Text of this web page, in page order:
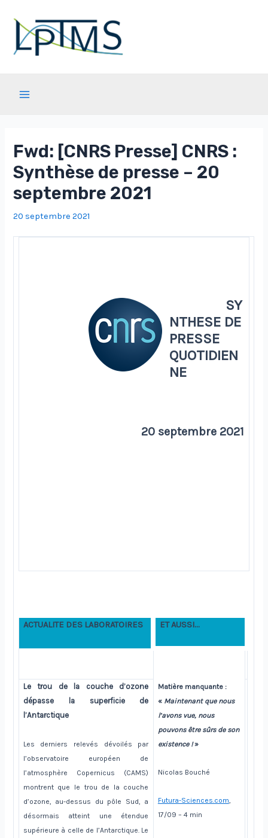
contenu
Fwd: [CNRS Presse] CNRS :
Synthèse de presse – 20
septembre 2021
20 septembre 2021
SY
NTHESE DE
PRESSE
QUOTIDIEN
NE
20 septembre 2021
ACTUALITE DES LABORATOIRES ET AUSSI…
Matière manquante :
«Maintenant que nous
l’avons vue, nous
pouvons être sûrs de son
existence !»
Nicolas Bouché
Futura-Sciences.com,
17/09 – 4 min
Le trou de la couche d’ozone
dépasse la superficie de
l’Antarctique
Les derniers relevés dévoilés par
l’observatoire européen de
l’atmosphère Copernicus (CAMS)
montrent que le trou de la couche
d’ozone, au-dessus du pôle Sud, a
désormais atteint une étendue
supérieure à celle de l’Antarctique. Le